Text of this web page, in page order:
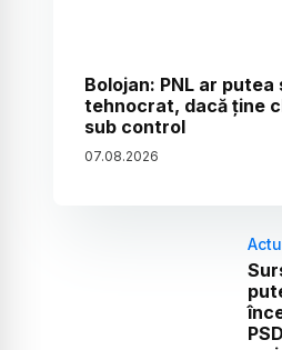
Bolojan: PNL ar
tehnocrat, dacă ține
sub control
07.08.2026